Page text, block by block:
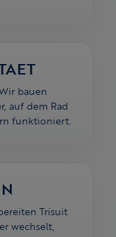
bauen
auf dem Rad
funktioniert.
Trisuit
wechselt,